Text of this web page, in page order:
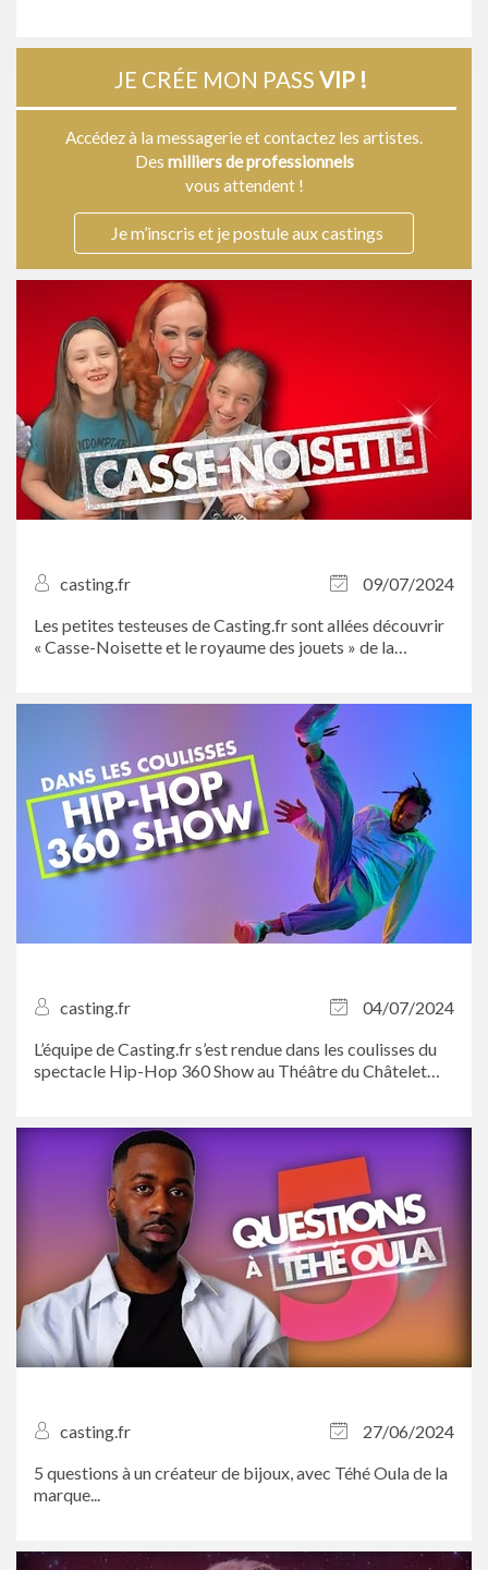
JE CRÉE MON PASSVIP !
Accédez à la messagerie et contactez les artistes.
Des milliers de professionnels
vous attendent !
Je m’inscris et je postule aux castings
casting.fr
09/07/2024
Les petites testeuses de Casting.fr sont allées découvrir
« Casse-Noisette et le royaume des jouets » de la
casting.fr
04/07/2024
L’équipe de Casting.fr s’est rendue dans les coulisses du
spectacle Hip-Hop 360 Show au Théâtre du Châtelet
Mairesse et rencontrer les...
casting.fr
27/06/2024
5 questions à un créateur de bijoux, avec Téhé Oula de la
marque...